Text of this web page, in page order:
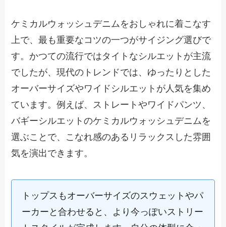
ケミカルウォッシュデニムをおしゃれに着こなす
上で、最も重要なコツの一つがサイジング選びで
す。かつての流行ではタイトなシルエットが主流
でしたが、現代のトレンドでは、ゆったりとした
オーバーサイズやワイドシルエットが人気を集め
ています。例えば、ストレートやワイドパンツ、
バギーシルエットのケミカルウォッシュデニムを
選ぶことで、こなれ感のあるリラックスした雰囲
気を演出できます。
トップスもオーバーサイズのスウェットやパ
ーカーと合わせると、より今っぽいストリー